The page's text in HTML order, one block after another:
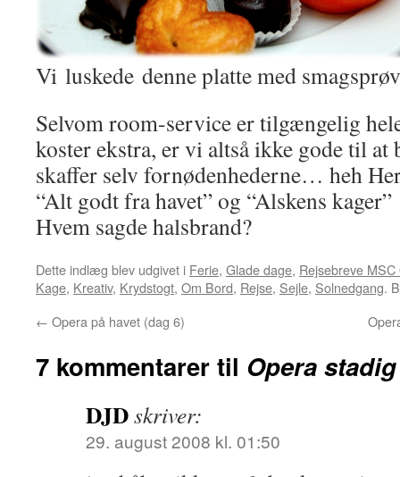
Vi luskede denne platte med
Selvom room-service er tilgængelig
koster ekstra, er vi altså ikke gode til at
skaffer selv fornødenhederne… heh
“Alt godt fra havet” og “Alskens kager”
Hvem sagde halsbrand?
Dette indlæg blev udgivet i Ferie, Glade dage, Rejsebreve
Kage, Kreativ, Krydstogt, Om Bord, Rejse, Sejle, Solnedgang.
← Opera på havet (dag 6)
7 kommentarer til Opera
DJDskriver:
29. august 2008 kl. 01:50